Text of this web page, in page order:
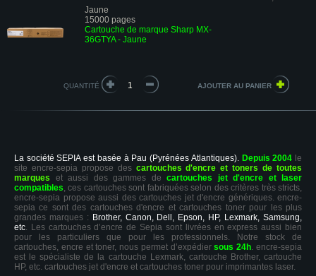
Jaune
15000 pages
Cartouche de marque Sharp MX-
36GTYA - Jaune
QUANTITÉ
La société SEPIA est basée à Pau (Pyrénées Atlantiques). Depuis 2004 le
site encre-sepia propose des cartouches d'encre et toners de toutes
marques et aussi des gammes de cartouches jet d'encre et laser
compatibles, ces cartouches sont fabriquées selon des critères très stricts,
encre-sepia propose aussi des cartouches jet d'encre génériques. encre-
sepia ce sont des cartouches d'encre et cartouches toner pour les plus
grandes marques : Brother, Canon, Dell, Epson, HP, Lexmark, Samsung,
etc. Les cartouches d’encre de Sepia sont livrées en express aussi bien
pour les particuliers que pour les professionnels. Notre stock de
cartouches, encre et toner, nous permet d’expédiersous 24h. encre-sepia
est le spécialiste de la cartouche Lexmark, cartouche Brother, cartouche
HP, etc. cartouches jet d'encre et cartouches toner pour imprimantes laser.